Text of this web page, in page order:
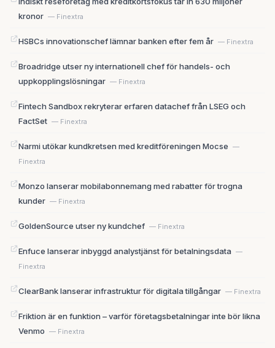
kronor — Finextra
HSBCs innovationschef lämnar banken efter fem år — Finextra
Broadridge utser ny internationell chef för handels- och
uppkopplingslösningar — Finextra
Fintech Sandbox rekryterar erfaren datachef från LSEG och
FactSet — Finextra
Narmi utökar kundkretsen med kreditföreningen Mocse —
Finextra
Monzo lanserar mobilabonnemang med rabatter för trogna
kunder — Finextra
GoldenSource utser ny kundchef — Finextra
Enfuce lanserar inbyggd analystjänst för betalningsdata —
Finextra
ClearBank lanserar infrastruktur för digitala tillgångar — Finextra
Friktion är en funktion – varför företagsbetalningar inte bör likna
Venmo — Finextra